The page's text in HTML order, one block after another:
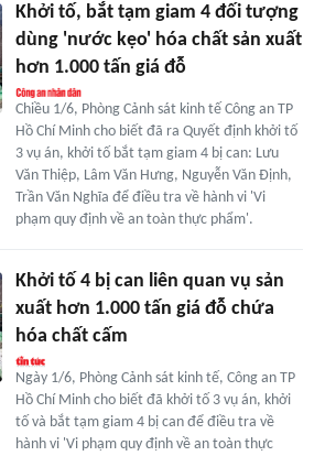
Khởi tố, bắt tạm giam 4 đối tượng
dùng 'nước kẹo' hóa chất sản xuất
hơn 1.000 tấn giá đỗ
Chiều 1/6, Phòng Cảnh sát kinh tế Công an TP
Hồ Chí Minh cho biết đã ra Quyết định khởi tố
3 vụ án, khởi tố bắt tạm giam 4 bị can: Lưu
Văn Thiệp, Lâm Văn Hưng, Nguyễn Văn Định,
Trần Văn Nghĩa để điều tra về hành vi 'Vi
phạm quy định về an toàn thực phẩm'.
Khởi tố 4 bị can liên quan vụ sản
xuất hơn 1.000 tấn giá đỗ chứa
hóa chất cấm
Ngày 1/6, Phòng Cảnh sát kinh tế, Công an TP
Hồ Chí Minh cho biết đã khởi tố 3 vụ án, khởi
tố và bắt tạm giam 4 bị can để điều tra về
hành vi 'Vi phạm quy định về an toàn thực